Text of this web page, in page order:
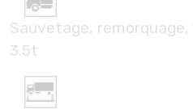
Sauvetage,
3.5t